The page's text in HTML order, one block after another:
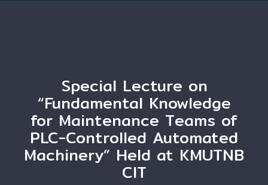
Special Lecture on
“Fundamental Knowledge
for Maintenance Teams of
PLC-Controlled Automated
Machinery” Held at KMUTNB
CIT